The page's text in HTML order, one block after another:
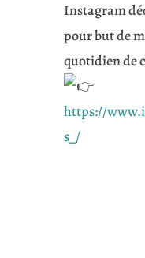
Instagram
pour but de
quotidien de
https://
s_/